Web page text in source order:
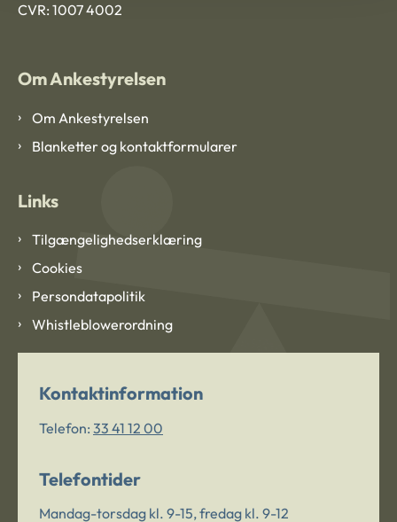
CVR: 1007 4002
Om Ankestyrelsen
Om Ankestyrelsen
Blanketter og kontaktformularer
Links
Tilgængelighedserklæring
Cookies
Persondatapolitik
Whistleblowerordning
Kontaktinformation
Telefon: 33 41 12 00
Telefontider
Mandag-torsdag kl. 9-15, fredag kl. 9-12